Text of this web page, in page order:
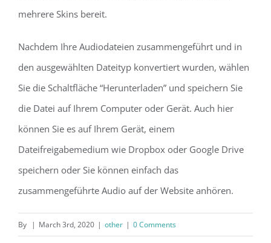
mehrere Skins bereit.
Nachdem Ihre Audiodateien zusammengeführt und in
den ausgewählten Dateityp konvertiert wurden, wählen
Sie die Schaltfläche “Herunterladen” und speichern Sie
die Datei auf Ihrem Computer oder Gerät. Auch hier
können Sie es auf Ihrem Gerät, einem
Dateifreigabemedium wie Dropbox oder Google Drive
speichern oder Sie können einfach das
zusammengeführte Audio auf der Website anhören.
By | March 3rd, 2020 | other | 0 Comments